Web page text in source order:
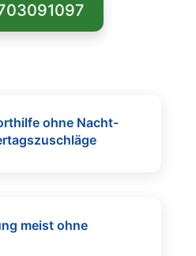
ohne Nacht-
meist ohne